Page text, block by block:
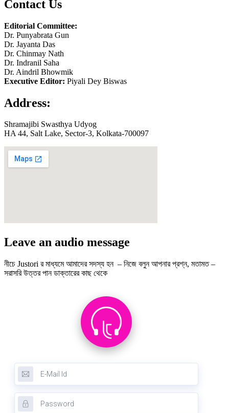
Contact Us
Editorial Committee:
Dr. Punyabrata Gun
Dr. Jayanta Das
Dr. Chinmay Nath
Dr. Indranil Saha
Dr. Aindril Bhowmik
Executive Editor: Piyali Dey Biswas
Address:
Shramajibi Swasthya Udyog
HA 44, Salt Lake, Sector-3, Kolkata-700097
Leave an audio message
নীচে Justori র মাধ্যমে আমাদের সদস্য হন – নিজে বলুন আপনার প্রশ্ন, মতামত –
সরাসরি উত্তর পান ডাক্তারের কাছ থেকে